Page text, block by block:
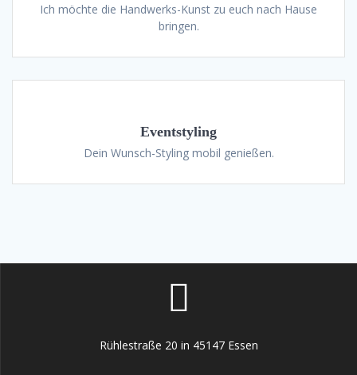
Ich möchte die Handwerks-Kunst zu euch nach Hause
bringen.
Eventstyling
Dein Wunsch-Styling mobil genießen.
Rühlestraße 20 in 45147 Essen